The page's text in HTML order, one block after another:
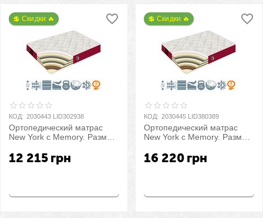
💲 Скидки 🔥
КОД: 2030443 LID302938
Ортопедический матрас
New York c Memory. Размер:
12 215 грн
💲 Скидки 🔥
КОД: 2030445 LID380389
Ортопедический матрас
New York c Memory. Размер:
16 220 грн